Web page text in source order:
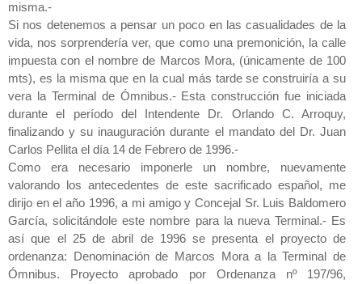
misma.-
Si nos detenemos a pensar un poco en las casualidades de la
vida, nos sorprendería ver, que como una premonición, la calle
impuesta con el nombre de Marcos Mora, (únicamente de 100
mts), es la misma que en la cual más tarde se construiría a su
vera la Terminal de Ómnibus.- Esta construcción fue iniciada
durante el período del Intendente Dr. Orlando C. Arroquy,
finalizando y su inauguración durante el mandato del Dr. Juan
Carlos Pellita el día 14 de Febrero de 1996.-
Como era necesario imponerle un nombre, nuevamente
valorando los antecedentes de este sacrificado español, me
dirijo en el año 1996, a mi amigo y Concejal Sr. Luis Baldomero
García, solicitándole este nombre para la nueva Terminal.- Es
así que el 25 de abril de 1996 se presenta el proyecto de
ordenanza: Denominación de Marcos Mora a la Terminal de
Ómnibus. Proyecto aprobado por Ordenanza nº 197/96,